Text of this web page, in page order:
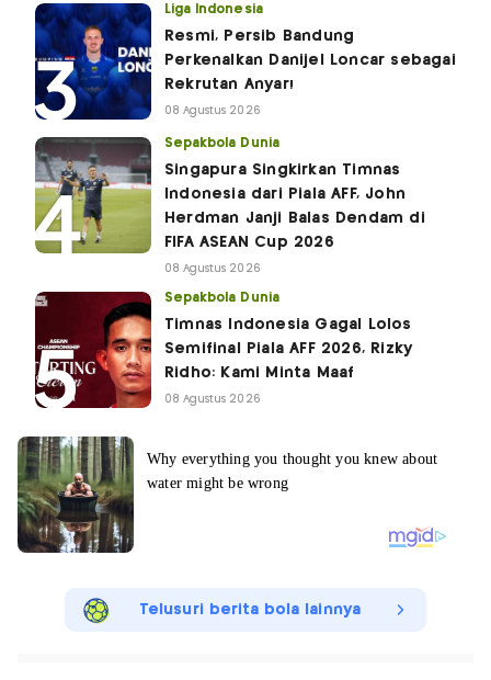
Liga Indonesia
Resmi, Persib Bandung
Perkenalkan Danijel Loncar sebagai
Rekrutan Anyar!
08 Agustus 2026
Sepakbola Dunia
Singapura Singkirkan Timnas
Indonesia dari Piala AFF, John
Herdman Janji Balas Dendam di
FIFA ASEAN Cup 2026
08 Agustus 2026
Sepakbola Dunia
Timnas Indonesia Gagal Lolos
Semifinal Piala AFF 2026, Rizky
Ridho: Kami Minta Maaf
08 Agustus 2026
Telusuri berita bola lainnya